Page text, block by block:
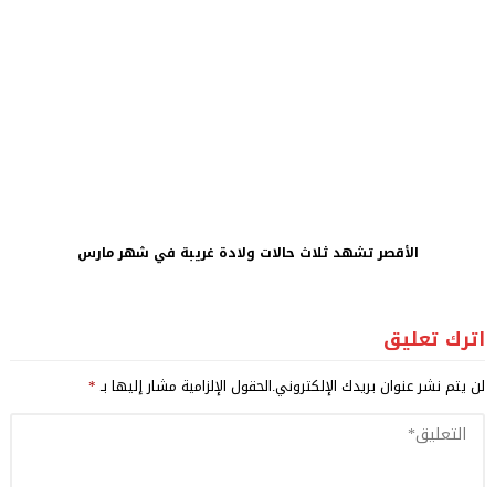
الأقصر تشهد ثلاث حالات ولادة غريبة في شهر مارس
اترك تعليق
لن يتم نشر عنوان بريدك الإلكتروني.الحقول الإلزامية مشار إليها بـ*